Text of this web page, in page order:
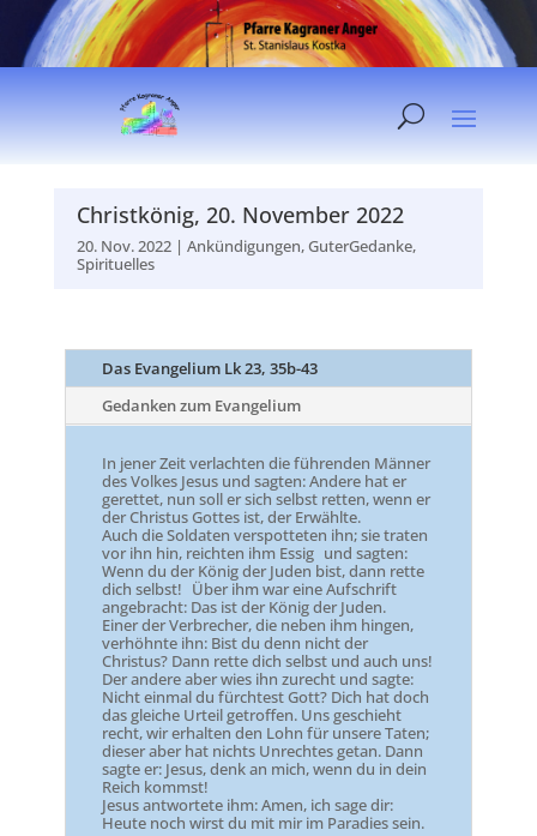
Christkönig, 20. November 2022
20. Nov. 2022 |Ankündigungen,GuterGedanke,
Spirituelles
Das Evangelium Lk 23, 35b-43
Gedanken zum Evangelium
In jener Zeit verlachten die führenden Männer
des Volkes Jesus und sagten: Andere hat er
gerettet, nun soll er sich selbst retten, wenn er
der Christus Gottes ist, der Erwählte.
Auch die Soldaten verspotteten ihn; sie traten
vor ihn hin, reichten ihm Essig und sagten:
Wenn du der König der Juden bist, dann rette
dich selbst! Über ihm war eine Aufschrift
angebracht: Das ist der König der Juden.
Einer der Verbrecher, die neben ihm hingen,
verhöhnte ihn: Bist du denn nicht der
Christus? Dann rette dich selbst und auch uns!
Der andere aber wies ihn zurecht und sagte:
Nicht einmal du fürchtest Gott? Dich hat doch
das gleiche Urteil getroffen. Uns geschieht
recht, wir erhalten den Lohn für unsere Taten;
dieser aber hat nichts Unrechtes getan. Dann
sagte er: Jesus, denk an mich, wenn du in dein
Reich kommst!
Jesus antwortete ihm: Amen, ich sage dir:
Heute noch wirst du mit mir im Paradies sein.